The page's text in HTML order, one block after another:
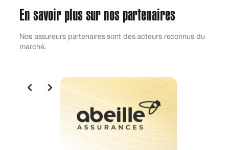
En savoir plus sur nos partenaires
Nos assureurs partenaires sont des acteurs reconnus du
marché.